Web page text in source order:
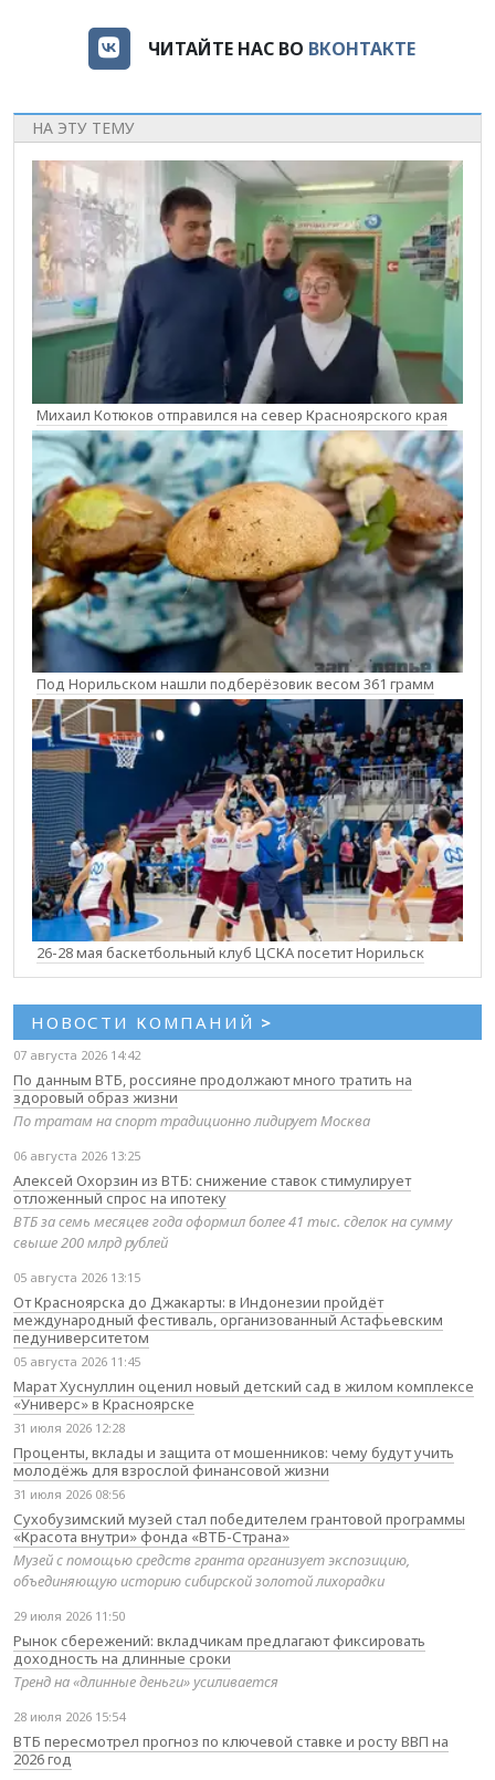
ЧИТАЙТЕ НАС ВО ВКОНТАКТЕ
НА ЭТУ ТЕМУ
Михаил Котюков отправился на север Красноярского края
Под Норильском нашли подберёзовик весом 361 грамм
26-28 мая баскетбольный клуб ЦСКА посетит Норильск
НОВОСТИ КОМПАНИЙ >
07 августа 2026 14:42
По данным ВТБ, россияне продолжают много тратить на
здоровый образ жизни
По тратам на спорт традиционно лидирует Москва
06 августа 2026 13:25
Алексей Охорзин из ВТБ: снижение ставок стимулирует
отложенный спрос на ипотеку
ВТБ за семь месяцев года оформил более 41 тыс. сделок на сумму
свыше 200 млрд рублей
05 августа 2026 13:15
От Красноярска до Джакарты: в Индонезии пройдёт
международный фестиваль, организованный Астафьевским
педуниверситетом
05 августа 2026 11:45
Марат Хуснуллин оценил новый детский сад в жилом комплексе
«Универс» в Красноярске
31 июля 2026 12:28
Проценты, вклады и защита от мошенников: чему будут учить
молодёжь для взрослой финансовой жизни
31 июля 2026 08:56
Сухобузимский музей стал победителем грантовой программы
«Красота внутри» фонда «ВТБ-Страна»
Музей с помощью средств гранта организует экспозицию,
объединяющую историю сибирской золотой лихорадки
29 июля 2026 11:50
Рынок сбережений: вкладчикам предлагают фиксировать
доходность на длинные сроки
Тренд на «длинные деньги» усиливается
28 июля 2026 15:54
ВТБ пересмотрел прогноз по ключевой ставке и росту ВВП на
2026 год